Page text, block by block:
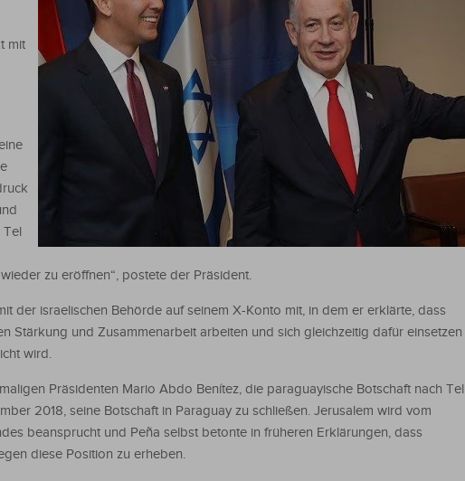
mit
Tel
zu eröffnen“, postete der Präsident.
der israelischen Behörde auf seinem X-Konto mit, in dem er erklärte, dass
Stärkung und Zusammenarbeit arbeiten und sich gleichzeitig dafür einsetzen
wird.
Präsidenten Mario Abdo Benítez, die paraguayische Botschaft nach Tel
2018, seine Botschaft in Paraguay zu schließen. Jerusalem wird vom
beansprucht und Peña selbst betonte in früheren Erklärungen, dass
diese Position zu erheben.